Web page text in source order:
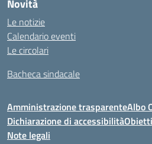
Novità
Le notizie
Calendario eventi
Le circolari
Bacheca sindacale
Amministrazione trasparenteAlbo
Dichiarazione di accessibilità
Note legali